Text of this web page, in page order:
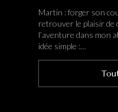
Martin : forger son
retrouver le plaisir
l’aventure dans mon
idée simple :…